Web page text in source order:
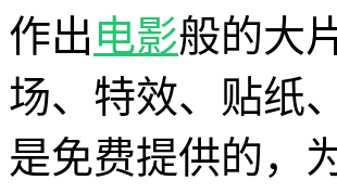
作出 电影般的大
场、特效、贴纸
是免费提供的，